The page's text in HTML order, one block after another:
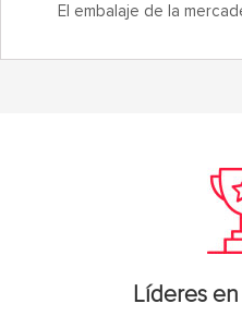
El embalaje de la
Líderes